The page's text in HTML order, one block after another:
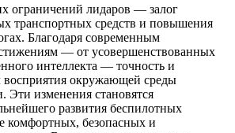
ограничений лидаров — залог
транспортных средств и повышения
Благодаря современным
— от усовершенствованных
интеллекта — точность и
восприятия окружающей среды
Эти изменения становятся
развития беспилотных
комфортных, безопасных и